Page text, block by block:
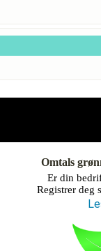
Omtals
Er din
Registrer deg